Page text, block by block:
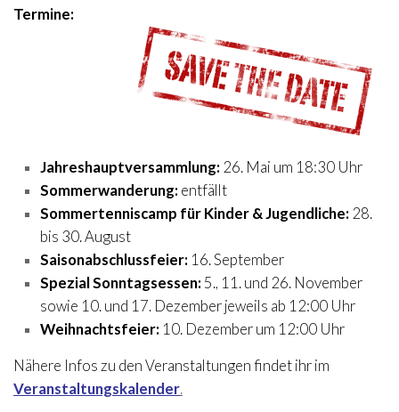
Termine:
Jahreshauptversammlung: 26. Mai um 18:30 Uhr
Sommerwanderung: entfällt
Sommertenniscamp für Kinder & Jugendliche: 28.
bis 30. August
Saisonabschlussfeier: 16. September
Spezial Sonntagsessen: 5., 11. und 26. November
sowie 10. und 17. Dezember jeweils ab 12:00 Uhr
Weihnachtsfeier: 10. Dezember um 12:00 Uhr
Nähere Infos zu den Veranstaltungen findet ihr im
Veranstaltungskalender.